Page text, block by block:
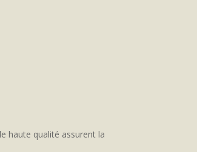
haute qualité assurent la